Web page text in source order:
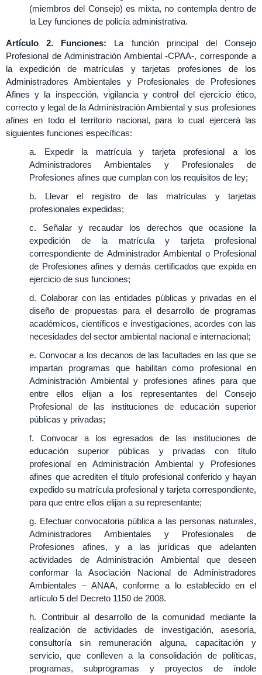
(miembros del Consejo) es mixta, no contempla dentro de
la Ley funciones de policía administrativa.
Artículo 2. Funciones: La función principal del Consejo
Profesional de Administración Ambiental -CPAA-, corresponde a
la expedición de matrículas y tarjetas profesiones de los
Administradores Ambientales y Profesionales de Profesiones
Afines y la inspección, vigilancia y control del ejercicio ético,
correcto y legal de la Administración Ambiental y sus profesiones
afines en todo el territorio nacional, para lo cual ejercerá las
siguientes funciones específicas:
a. Expedir la matrícula y tarjeta profesional a los
Administradores Ambientales y Profesionales de
Profesiones afines que cumplan con los requisitos de ley;
b. Llevar el registro de las matrículas y tarjetas
profesionales expedidas;
c. Señalar y recaudar los derechos que ocasione la
expedición de la matrícula y tarjeta profesional
correspondiente de Administrador Ambiental o Profesional
de Profesiones afines y demás certificados que expida en
ejercicio de sus funciones;
d. Colaborar con las entidades públicas y privadas en el
diseño de propuestas para el desarrollo de programas
académicos, científicos e investigaciones, acordes con las
necesidades del sector ambiental nacional e internacional;
e. Convocar a los decanos de las facultades en las que se
impartan programas que habilitan como profesional en
Administración Ambiental y profesiones afines para que
entre ellos elijan a los representantes del Consejo
Profesional de las instituciones de educación superior
públicas y privadas;
f. Convocar a los egresados de las instituciones de
educación superior públicas y privadas con título
profesional en Administración Ambiental y Profesiones
afines que acrediten el título profesional conferido y hayan
expedido su matrícula profesional y tarjeta correspondiente,
para que entre ellos elijan a su representante;
g. Efectuar convocatoria pública a las personas naturales,
Administradores Ambientales y Profesionales de
Profesiones afines, y a las jurídicas que adelanten
actividades de Administración Ambiental que deseen
conformar la Asociación Nacional de Administradores
Ambientales – ANAA, conforme a lo establecido en el
artículo 5 del Decreto 1150 de 2008.
h. Contribuir al desarrollo de la comunidad mediante la
realización de actividades de investigación, asesoría,
consultoría sin remuneración alguna, capacitación y
servicio, que conlleven a la consolidación de políticas,
programas, subprogramas y proyectos de índole